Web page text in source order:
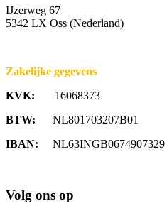
IJzerweg 67
5342 LX Oss (Nederland)
Zakelijke gegevens
KVK: 16068373
BTW: NL801703207B01
IBAN: NL63INGB0674907329
Volg ons op